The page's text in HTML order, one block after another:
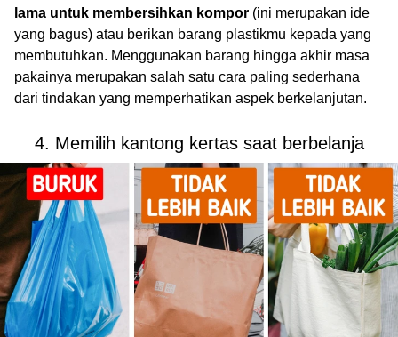
lama untuk membersihkan kompor (ini merupakan ide
yang bagus) atau berikan barang plastikmu kepada yang
membutuhkan. Menggunakan barang hingga akhir masa
pakainya merupakan salah satu cara paling sederhana
dari tindakan yang memperhatikan aspek berkelanjutan.
4. Memilih kantong kertas saat berbelanja